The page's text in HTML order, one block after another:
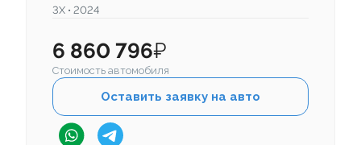
3X • 2024
6 860 796₽
Стоимость автомобиля
Оставить заявку на авто